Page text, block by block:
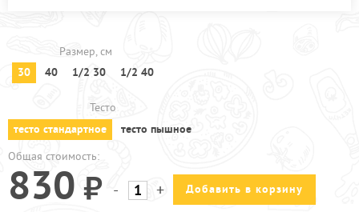
Размер, см
30
40 1/2 30 1/2 40
Тесто
тесто стандартное
тесто пышное
Общая стоимость:
830 - + Добавить в корзину